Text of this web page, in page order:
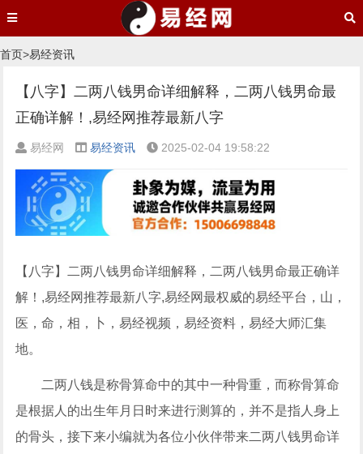
首页>易经资讯
【八字】二两八钱男命详细解释，二两八钱男命最
正确详解！,易经网推荐最新八字
易经网 易经资讯 2025-02-04 19:58:22
【八字】二两八钱男命详细解释，二两八钱男命最正确详
解！,易经网推荐最新八字,易经网最权威的易经平台，山，
医，命，相，卜，易经视频，易经资料，易经大师汇集
地。
二两八钱是称骨算命中的其中一种骨重，而称骨算命
是根据人的出生年月日时来进行测算的，并不是指人身上
的骨头，接下来小编就为各位小伙伴带来二两八钱男命详